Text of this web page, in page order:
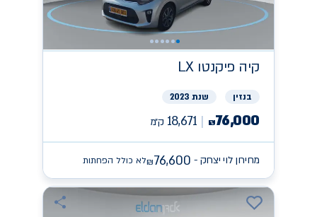
קיה פיקנטו LX
בנזין שנת 2023
₪76,000
18,671 ק״מ
מחירון לוי יצחק - ₪76,600 לא כולל הפחתות